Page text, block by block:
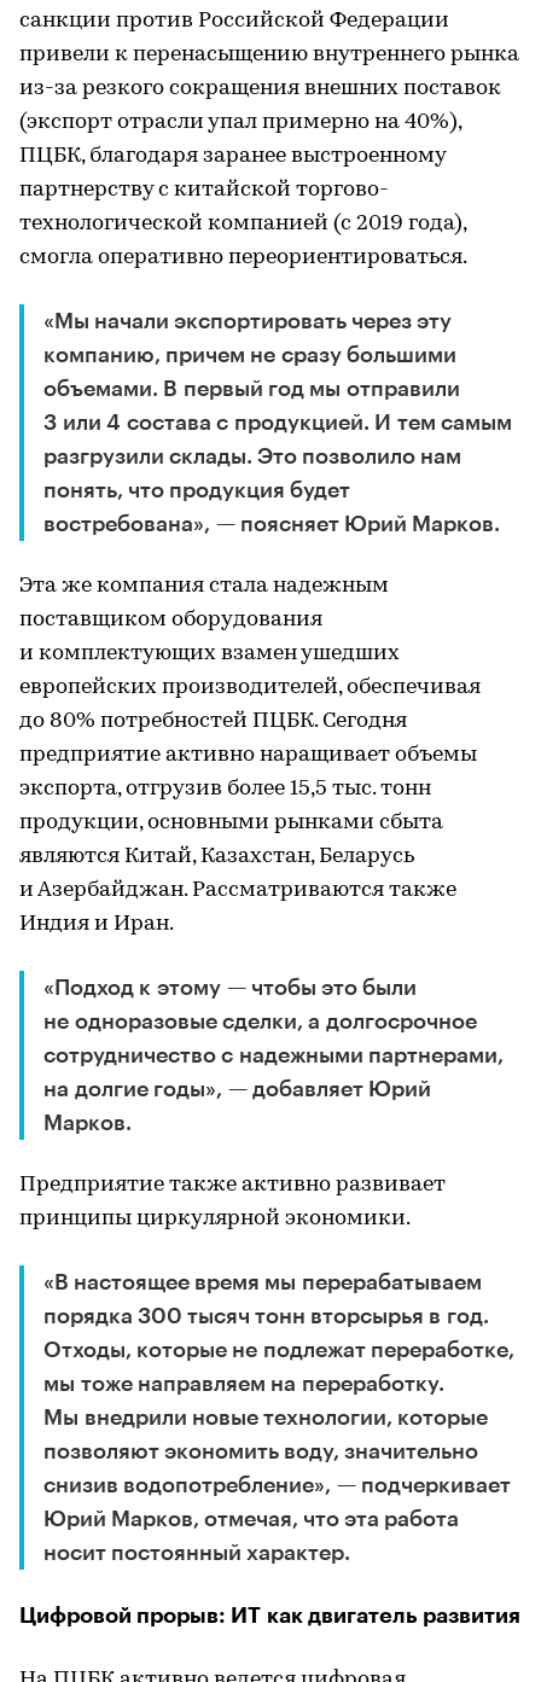
санкции против Российской Федерации
привели к перенасыщению внутреннего рынка
из-за резкого сокращения внешних поставок
(экспорт отрасли упал примерно на 40%),
ПЦБК, благодаря заранее выстроенному
партнерству с китайской торгово-
технологической компанией (с 2019 года),
смогла оперативно переориентироваться.
«Мы начали экспортировать через эту
компанию, причем не сразу большими
объемами. В первый год мы отправили
3 или 4 состава с продукцией. И тем самым
разгрузили склады. Это позволило нам
понять, что продукция будет
востребована», — поясняет Юрий Марков.
Эта же компания стала надежным
поставщиком оборудования
и комплектующих взамен ушедших
европейских производителей, обеспечивая
до 80% потребностей ПЦБК. Сегодня
предприятие активно наращивает объемы
экспорта, отгрузив более 15,5 тыс. тонн
продукции, основными рынками сбыта
являются Китай, Казахстан, Беларусь
и Азербайджан. Рассматриваются также
Индия и Иран.
«Подход к этому — чтобы это были
не одноразовые сделки, а долгосрочное
сотрудничество с надежными партнерами,
на долгие годы», — добавляет Юрий
Марков.
Предприятие также активно развивает
принципы циркулярной экономики.
«В настоящее время мы перерабатываем
порядка 300 тысяч тонн вторсырья в год.
Отходы, которые не подлежат переработке,
мы тоже направляем на переработку.
Мы внедрили новые технологии, которые
позволяют экономить воду, значительно
снизив водопотребление», — подчеркивает
Юрий Марков, отмечая, что эта работа
носит постоянный характер.
Цифровой прорыв: ИТ как двигатель развития